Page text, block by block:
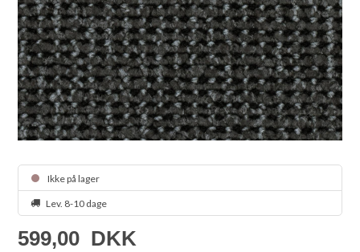
Ikke på lager
Lev. 8-10 dage
599,00 DKK